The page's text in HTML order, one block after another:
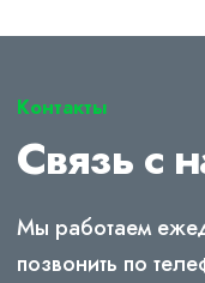
Контакты
Связь с
Мы работаем
позвонить по